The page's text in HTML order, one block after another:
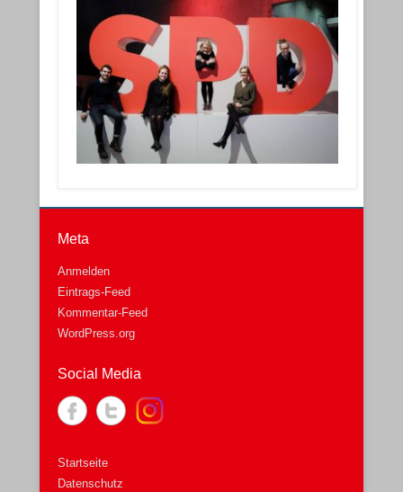
Meta
Anmelden
Eintrags-Feed
Kommentar-Feed
WordPress.org
Social Media
Startseite
Datenschutz